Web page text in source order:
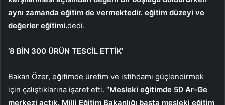
aynı zamanda eğitim de vermektedir. eğitim düzeyi ve
değerler eğitimi.dedi.
‘8 BİN 300 ÜRÜN TESCİL ETTİK’
Bakan Özer, eğitimde üretim ve istihdamı güçlendirmek
için çalıştıklarına işaret etti. “Mesleki eğitimde 50 Ar-Ge
merkezi açtık. Milli Eğitim Bakanlığı başta mesleki eğitim